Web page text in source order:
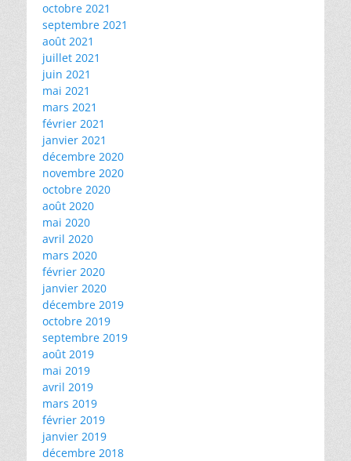
octobre 2021
septembre 2021
août 2021
juillet 2021
juin 2021
mai 2021
mars 2021
février 2021
janvier 2021
décembre 2020
novembre 2020
octobre 2020
août 2020
mai 2020
avril 2020
mars 2020
février 2020
janvier 2020
décembre 2019
octobre 2019
septembre 2019
août 2019
mai 2019
avril 2019
mars 2019
février 2019
janvier 2019
décembre 2018